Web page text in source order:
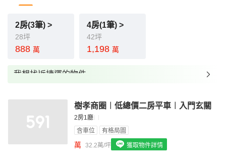
2房(3筆) >
28坪
888 萬
4房(1筆) >
42坪
1,198 萬
我想找近捷運的物件
我想找配備瓦斯爐的物件
我想找廁所開窗的物件
我想找具垃圾處理的物件
樹孝商圈︱低總價二房平車︱入門玄關
2房1廳
含車位
有格局圖
萬 32.2萬/坪 獲取物件詳情